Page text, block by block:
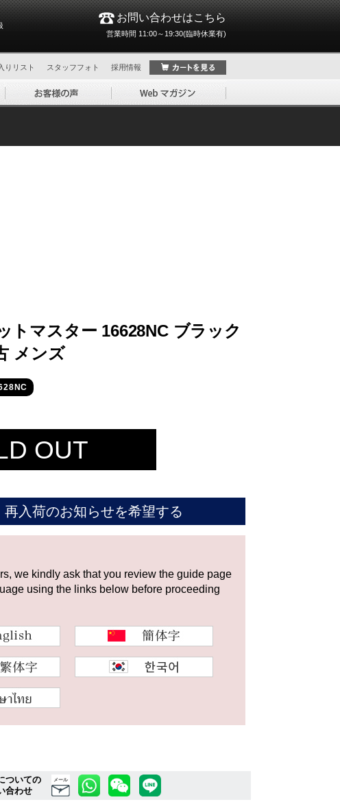
お問い合わせはこちら
営業時間 11:00～19:30(臨時休業有)
りリスト スタッフフォト 採用情報
トマスター 16628NC ブラック
メンズ
OUT
再入荷のお知らせを希望する
we kindly ask that you review the guide page
using the links below before proceeding
ついての
合わせ
メール